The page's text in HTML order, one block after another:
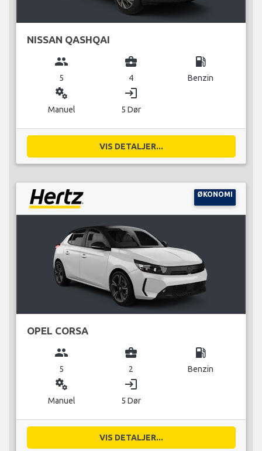
NISSAN QASHQAI
group
5
business_center
4
local_gas_station
Benzin
miscellaneous_services
Manuel
login
5 Dør
VIS DETALJER...
ØKONOMI
OPEL CORSA
group
5
business_center
2
local_gas_station
Benzin
miscellaneous_services
Manuel
login
5 Dør
VIS DETALJER...